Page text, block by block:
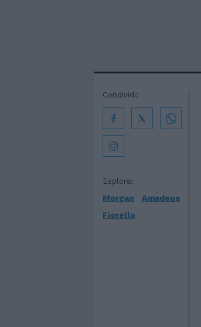
Esplora:
Morgan
Amadeus
Fiorello
Condividi: